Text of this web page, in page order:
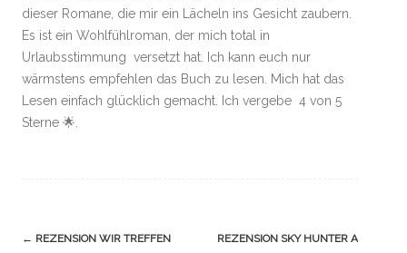
dieser Romane, die mir ein Lächeln ins Gesicht zaubern.
Es ist ein Wohlfühlroman, der mich total in
Urlaubsstimmung versetzt hat. Ich kann euch nur
wärmstens empfehlen das Buch zu lesen. Mich hat das
Lesen einfach glücklich gemacht. Ich vergebe 4 von 5
Sterne 🌟.
Navigation
← REZENSION WIR TREFFEN
REZENSION SKY HUNTER A